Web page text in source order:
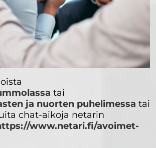
tai
ja nuorten puhelimessa tai
chat-aikoja netarin
www.netari.fi/avoimet-